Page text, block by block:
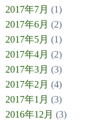
2017年7月 (1)
2017年6月 (2)
2017年5月 (1)
2017年4月 (2)
2017年3月 (3)
2017年2月 (4)
2017年1月 (3)
2016年12月 (3)